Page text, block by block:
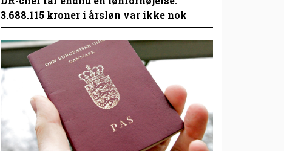
3.688.115 kroner i årsløn var ikke nok